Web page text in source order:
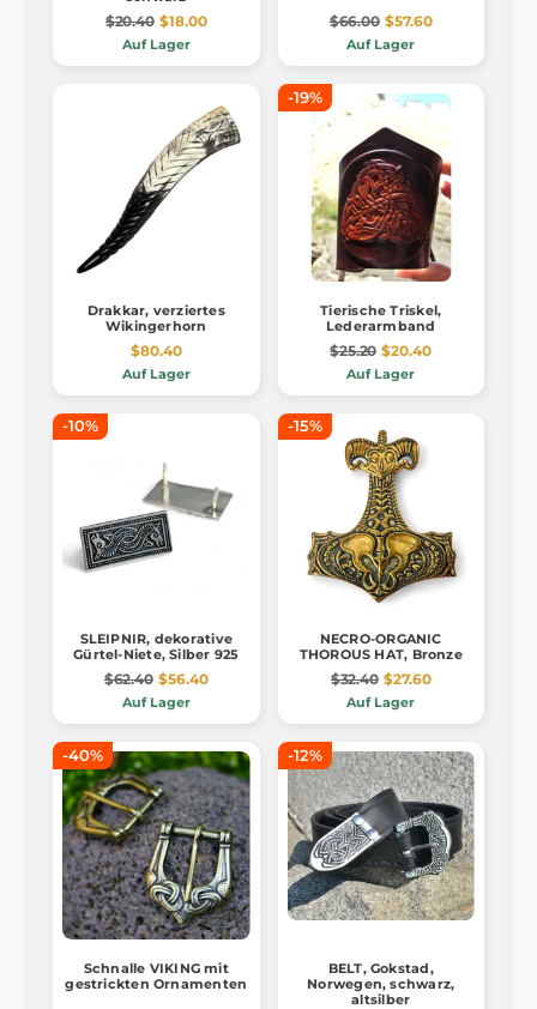
$20.40 $18.00
Auf Lager
$66.00 $57.60
Auf Lager
Drakkar, verziertes
Wikingerhorn
$80.40
Auf Lager
-19%
Tierische Triskel,
Lederarmband
$25.20 $20.40
Auf Lager
-10%
SLEIPNIR, dekorative
Gürtel-Niete, Silber 925
$62.40 $56.40
Auf Lager
-15%
NECRO-ORGANIC
THOROUS HAT, Bronze
$32.40 $27.60
Auf Lager
-40%
Schnalle VIKING mit
gestrickten Ornamenten
-12%
BELT, Gokstad,
Norwegen, schwarz,
altsilber